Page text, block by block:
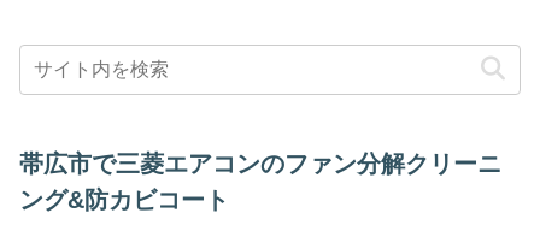
帯広市で三菱エアコンのファン分解クリーニ
ング&防カビコート